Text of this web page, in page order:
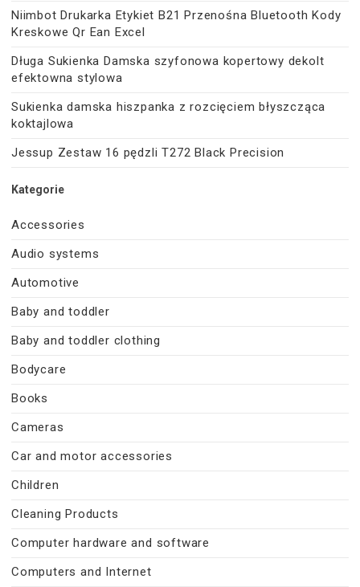
Niimbot Drukarka Etykiet B21 Przenośna Bluetooth Kody
Kreskowe Qr Ean Excel
Długa Sukienka Damska szyfonowa kopertowy dekolt
efektowna stylowa
Sukienka damska hiszpanka z rozcięciem błyszcząca
koktajlowa
Jessup Zestaw 16 pędzli T272 Black Precision
Kategorie
Accessories
Audio systems
Automotive
Baby and toddler
Baby and toddler clothing
Bodycare
Books
Cameras
Car and motor accessories
Children
Cleaning Products
Computer hardware and software
Computers and Internet